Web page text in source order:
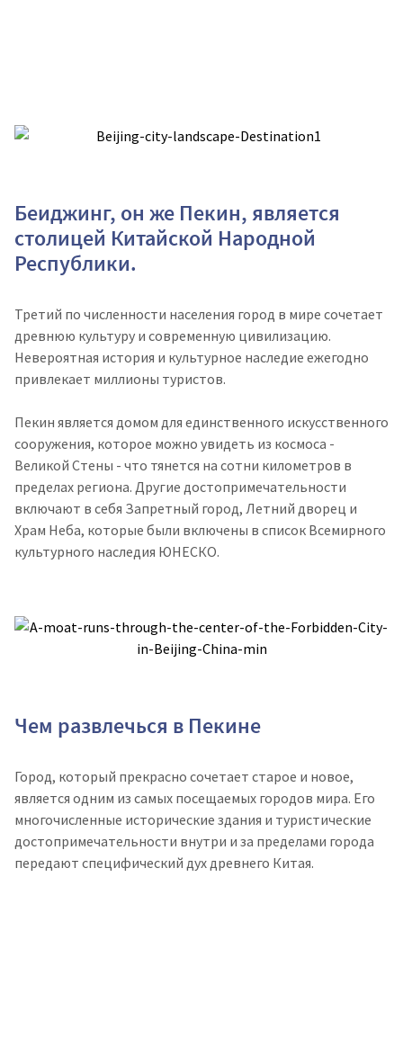
Беиджинг, он же Пекин, является
столицей Китайской Народной
Республики.
Третий по численности населения город в мире сочетает
древнюю культуру и современную цивилизацию.
Невероятная история и культурное наследие ежегодно
привлекает миллионы туристов.
Пекин является домом для единственного искусственного
сооружения, которое можно увидеть из космоса -
Великой Стены - что тянется на сотни километров в
пределах региона. Другие достопримечательности
включают в себя Запретный город, Летний дворец и
Храм Неба, которые были включены в список Всемирного
культурного наследия ЮНЕСКО.
Чем развлечься в Пекине
Город, который прекрасно сочетает старое и новое,
является одним из самых посещаемых городов мира. Его
многочисленные исторические здания и туристические
достопримечательности внутри и за пределами города
передают специфический дух древнего Китая.